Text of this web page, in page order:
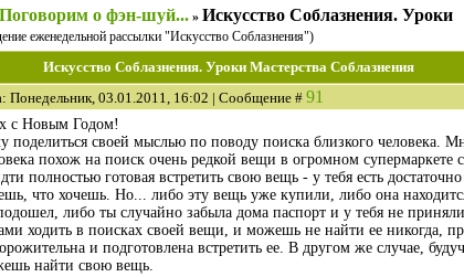
Поговорим о фэн-шуй... » Искусство Соблазнения. Уроки
еженедельной рассылки "Искусство Соблазнения")
Искусство Соблазнения. Уроки Мастерства Соблазнения
Понедельник, 03.01.2011, 16:02 | Сообщение # 91
с Новым Годом!
поделиться своей мыслью по поводу поиска близкого человека.
похож на поиск очень редкой вещи в огромном
полностью готовая встретить свою вещь - у тебя есть
что хочешь. Но... либо эту вещь уже купили, либо она
либо ты случайно забыла дома паспорт и у тебя не
ходить в поисках своей вещи, и можешь не найти ее никогда,
и подготовлена встретить ее. В другом же случае,
найти свою вещь.